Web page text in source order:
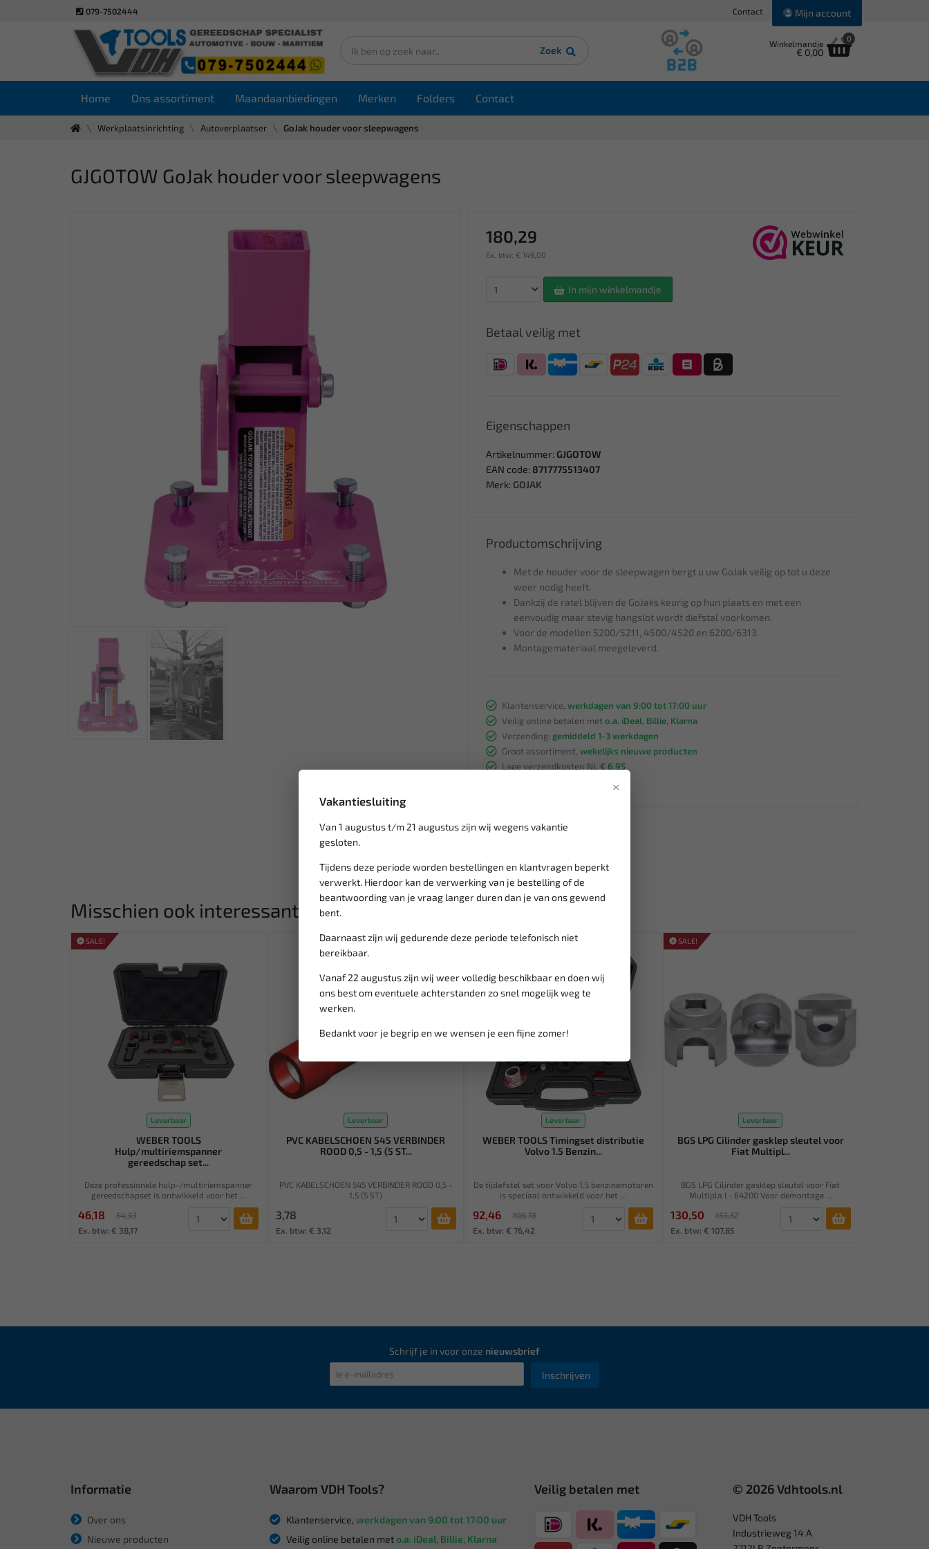
079-7502444 Contact Mijn account
Zoek
Winkelmandje
€ 0,00
0
Home Ons assortiment Maandaanbiedingen Merken Folders Contact
Werkplaatsinrichting Autoverplaatser GoJak houder voor sleepwagens
×
Vakantiesluiting
Van 1 augustus t/m 21 augustus zijn wij wegens vakantie
gesloten.
Tijdens deze periode worden bestellingen en klantvragen beperkt
verwerkt. Hierdoor kan de verwerking van je bestelling of de
beantwoording van je vraag langer duren dan je van ons gewend
bent.
Daarnaast zijn wij gedurende deze periode telefonisch niet
bereikbaar.
Vanaf 22 augustus zijn wij weer volledig beschikbaar en doen wij
ons best om eventuele achterstanden zo snel mogelijk weg te
werken.
Bedankt voor je begrip en we wensen je een fijne zomer!
GJGOTOW GoJak houder voor sleepwagens
180,29
Ex. btw: € 149,00
In mijn winkelmandje
Betaal veilig met
Eigenschappen
Artikelnummer: GJGOTOW
EAN code: 8717775513407
Merk: GOJAK
Productomschrijving
Met de houder voor de sleepwagen bergt u uw GoJak veilig op tot u deze
weer nodig heeft.
Dankzij de ratel blijven de GoJaks keurig op hun plaats en met een
eenvoudig maar stevig hangslot wordt diefstal voorkomen.
Voor de modellen 5200/5211, 4500/4520 en 6200/6313.
Montagemateriaal meegeleverd.
Klantenservice, werkdagen van 9:00 tot 17:00 uur
Veilig online betalen met o.a. iDeal, Billie, Klarna
Verzending: gemiddeld 1-3 werkdagen
Groot assortiment, wekelijks nieuwe producten
Lage verzendkosten NL € 6,95
Misschien ook interessant:
SALE!
Leverbaar
WEBER TOOLS
Hulp/multiriemspanner
gereedschap set...
Deze professionele hulp-/multiriemspanner
gereedschapset is ontwikkeld voor het ...
46,18
54,33
Ex. btw: € 38,17
Leverbaar
PVC KABELSCHOEN 545 VERBINDER
ROOD 0,5 - 1,5 (5 ST...
PVC KABELSCHOEN 545 VERBINDER ROOD 0,5 -
1,5 (5 ST)
3,78
Ex. btw: € 3,12
SALE!
Leverbaar
WEBER TOOLS Timingset distributie
Volvo 1.5 Benzin...
De tijdafstel set voor Volvo 1.5 benzinemotoren
is speciaal ontwikkeld voor het ...
92,46
108,78
Ex. btw: € 76,42
SALE!
Leverbaar
BGS LPG Cilinder gasklep sleutel voor
Fiat Multipl...
BGS LPG Cilinder gasklep sleutel voor Fiat
Multipla I - 64200 Voor demontage ...
130,50
153,52
Ex. btw: € 107,85
Schrijf je in voor onze nieuwsbrief
Inschrijven
Informatie
Over ons
Nieuwe producten
Waarom VDH Tools?
Klantenservice, werkdagen van 9:00 tot 17:00 uur
Veilig online betalen meto.a. iDeal, Billie, Klarna
Veilig betalen met © 2026 Vdhtools.nl
VDH Tools
Industrieweg 14 A